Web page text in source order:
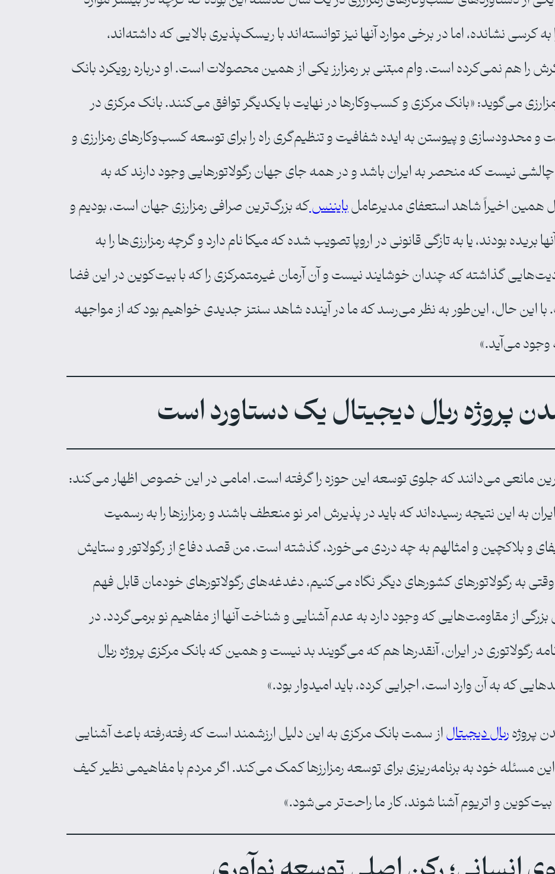
نشانده، اما در برخی موارد آنها نیز توانسته‌اند با ریسک‌پذیری بالایی که داشته‌اند،
را هم نمی‌کرده است. وام مبتنی بر رمزارز یکی از همین محصولات است. او درباره رویکرد بانک
می‌گوید: «بانک مرکزی و کسب‌وکارها در نهایت با یکدیگر توافق می‌کنند. بانک مرکزی در
و محدودسازی و پیوستن به ایده شفافیت و تنظیم‌گری راه را برای توسعه کسب‌وکارهای رمزارزی و
چالشی نیست که منحصر به ایران باشد و در همه جای جهان رگولاتورهایی وجود دارند که به
همین اخیراً شاهد استعفای مدیرعاملبایننسکه بزرگ‌ترین صرافی رمزارزی جهان است، بودیم و
بریده بودند، یا به تازگی قانونی در اروپا تصویب شده که میکا نام دارد و گرچه رمزارزی‌ها را به
گذاشته که چندان خوشایند نیست و آن آرمان غیرمتمرکزی را که با بیت‌کوین در این فضا
با این حال، این‌طور به نظر می‌رسد که ما در آینده شاهد سنتز جدیدی خواهیم بود که از مواجهه
وجود می‌آید.»
پروژه ریال دیجیتال یک دستاورد است
مانعی می‌دانند که جلوی توسعه این حوزه را گرفته است. امامی در این خصوص اظهار می‌کند:
به این نتیجه رسیده‌اند که باید در پذیرش امر نو منعطف باشند و رمزارزها را به رسمیت
و بلاکچین و امثالهم به چه دردی می‌خورد، گذشته است. من قصد دفاع از رگولاتور و ستایش
به رگولاتورهای کشورهای دیگر نگاه می‌کنیم، دغدغه‌های رگولاتورهای خودمان قابل فهم
از مقاومت‌هایی که وجود دارد به عدم آشنایی و شناخت آنها از مفاهیم نو برمی‌گردد. در
رگولاتوری در ایران، آنقدرها هم که می‌گویند بد نیست و همین که بانک مرکزی پروژه ریال
که به آن وارد است، اجرایی کرده، باید امیدوار بود.»
پروژهریال دیجیتالاز سمت بانک مرکزی به این دلیل ارزشمند است که رفته‌رفته باعث آشنایی
مسئله خود به برنامه‌ریزی برای توسعه رمزارزها کمک می‌کند. اگر مردم با مفاهیمی نظیر کیف
بیت‌کوین و اتریوم آشنا شوند،‌ کار ما راحت‌تر می‌شود.»